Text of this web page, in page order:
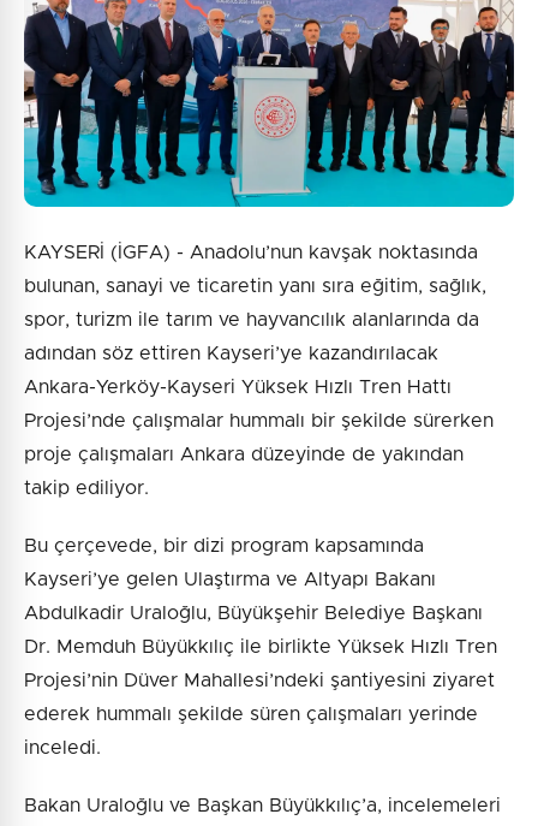
KAYSERİ (İGFA) - Anadolu’nun kavşak noktasında
bulunan, sanayi ve ticaretin yanı sıra eğitim, sağlık,
spor, turizm ile tarım ve hayvancılık alanlarında da
adından söz ettiren Kayseri’ye kazandırılacak
Ankara-Yerköy-Kayseri Yüksek Hızlı Tren Hattı
Projesi’nde çalışmalar hummalı bir şekilde sürerken
proje çalışmaları Ankara düzeyinde de yakından
takip ediliyor.
Bu çerçevede, bir dizi program kapsamında
Kayseri’ye gelen Ulaştırma ve Altyapı Bakanı
Abdulkadir Uraloğlu, Büyükşehir Belediye Başkanı
Dr. Memduh Büyükkılıç ile birlikte Yüksek Hızlı Tren
Projesi’nin Düver Mahallesi’ndeki şantiyesini ziyaret
ederek hummalı şekilde süren çalışmaları yerinde
inceledi.
Bakan Uraloğlu ve Başkan Büyükkılıç’a, incelemeleri